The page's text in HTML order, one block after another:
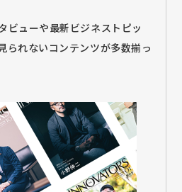
ビューや最新ビジネストピッ
られないコンテンツが多数揃っ